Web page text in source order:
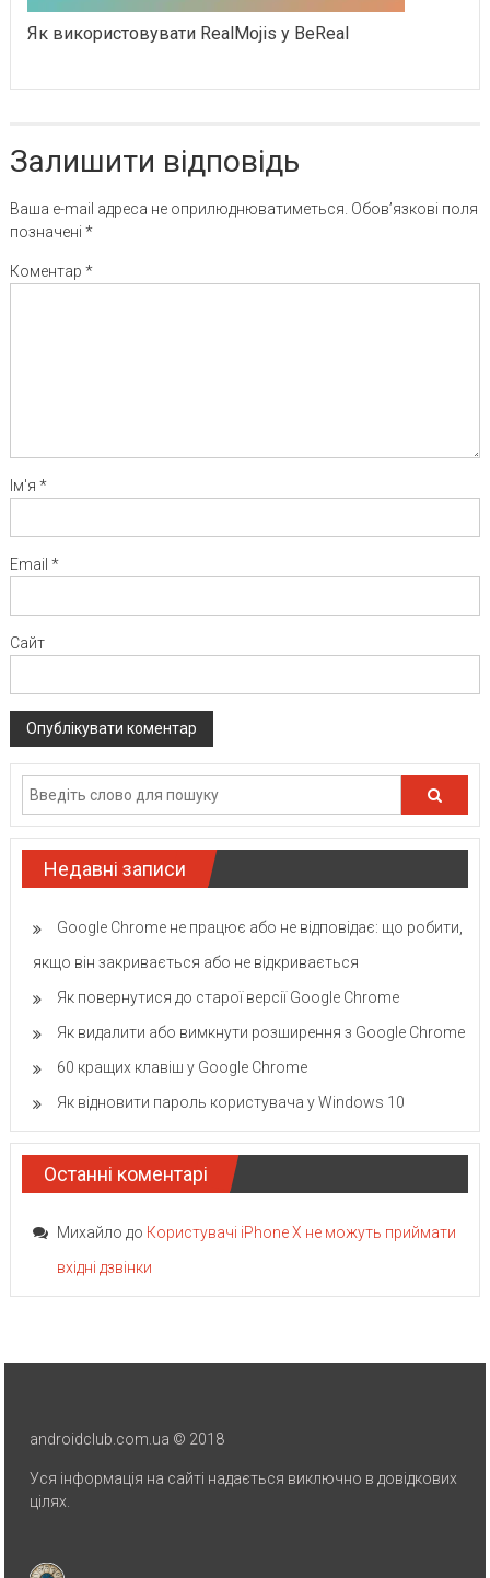
Як використовувати RealMojis у BeReal
Залишити відповідь
Ваша e-mail адреса не оприлюднюватиметься. Обов’язкові поля
позначені *
Коментар *
Ім'я *
Email *
Сайт
Недавні записи
Google Chrome не працює або не відповідає: що робити,
якщо він закривається або не відкривається
Як повернутися до старої версії Google Chrome
Як видалити або вимкнути розширення з Google Chrome
60 кращих клавіш у Google Chrome
Як відновити пароль користувача у Windows 10
Останні коментарі
Михайло до Користувачі iPhone X не можуть приймати
вхідні дзвінки
androidclub.com.ua © 2018
Уся інформація на сайті надається виключно в довідкових
цілях.